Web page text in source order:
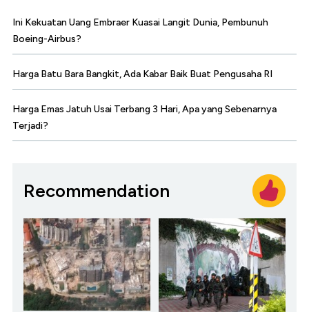
Ini Kekuatan Uang Embraer Kuasai Langit Dunia, Pembunuh
Boeing-Airbus?
Harga Batu Bara Bangkit, Ada Kabar Baik Buat Pengusaha RI
Harga Emas Jatuh Usai Terbang 3 Hari, Apa yang Sebenarnya
Terjadi?
Recommendation